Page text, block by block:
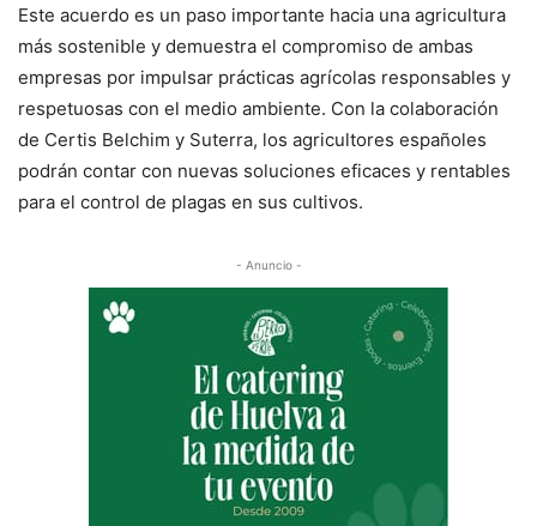
Este acuerdo es un paso importante hacia una agricultura
más sostenible y demuestra el compromiso de ambas
empresas por impulsar prácticas agrícolas responsables y
respetuosas con el medio ambiente. Con la colaboración
de Certis Belchim y Suterra, los agricultores españoles
podrán contar con nuevas soluciones eficaces y rentables
para el control de plagas en sus cultivos.
- Anuncio -